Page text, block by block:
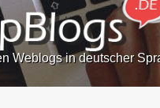
Weblogs in deutscher